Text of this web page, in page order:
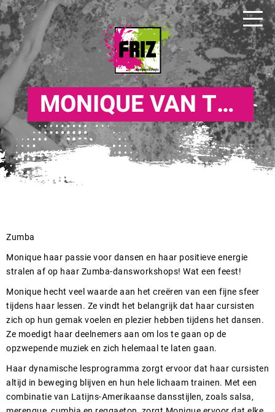
MONIQUE VAN THEELEN
Zumba
Monique haar passie voor dansen en haar positieve energie
stralen af op haar Zumba-dansworkshops! Wat een feest!
Monique hecht veel waarde aan het creëren van een fijne sfeer
tijdens haar lessen. Ze vindt het belangrijk dat haar cursisten
zich op hun gemak voelen en plezier hebben tijdens het dansen.
Ze moedigt haar deelnemers aan om los te gaan op de
opzwepende muziek en zich helemaal te laten gaan.
Haar dynamische lesprogramma zorgt ervoor dat haar cursisten
altijd in beweging blijven en hun hele lichaam trainen. Met een
combinatie van Latijns-Amerikaanse dansstijlen, zoals salsa,